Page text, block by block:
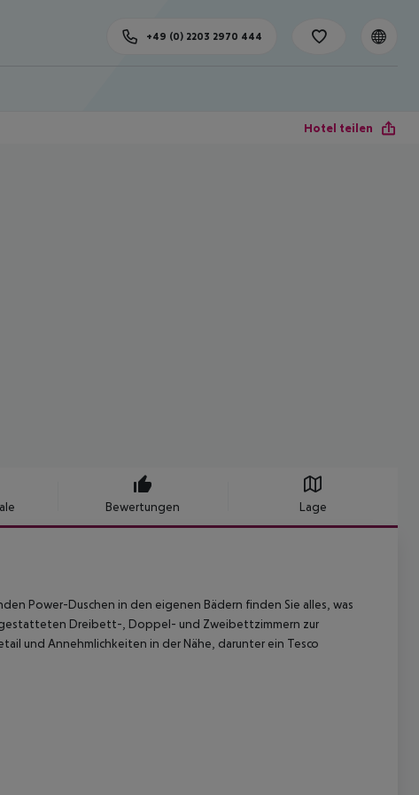
+49 (0) 2203 2970 444
Hotel teilen
Bewertungen Lage
Power-Duschen in den eigenen Bädern finden Sie alles, was
Dreibett-, Doppel- und Zweibettzimmern zur
und Annehmlichkeiten in der Nähe, darunter ein Tesco